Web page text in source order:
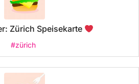
Zürich Speisekarte
#zürich